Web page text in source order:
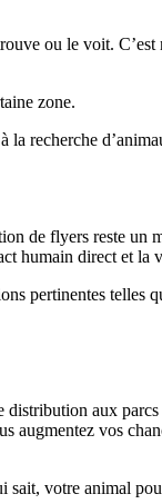
ou le voit.
zone.
la recherche
de flyers reste un
humain direct et la
pertinentes telles
aux
augmentez vos
sait, votre animal